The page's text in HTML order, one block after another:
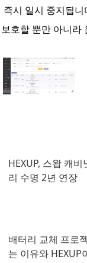
시 일시 중지됩
호할 뿐만 아니라
HEXUP, 스왑 캐
리 수명 2년 연장
배터리 교체 프로
는 이유와 HEXUP